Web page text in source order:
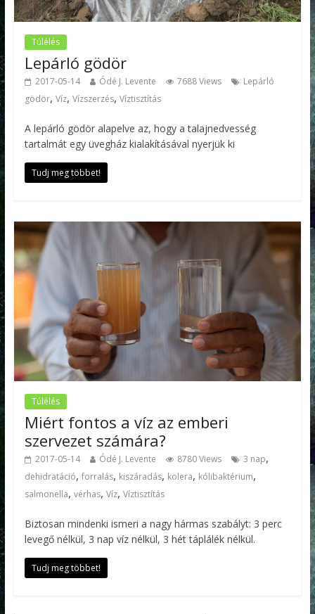
Túlélés
Lepárló gödör
2017-05-14 Ódé J. Levente 7688 Views
Lepárló
gödör, Víz, Vízszerzés, Víztisztítás
A lepárló gödör alapelve az, hogy a talajnedvesség
tartalmát egy üvegház kialakításával nyerjük ki
Tudj meg többet!
Túlélés
Miért fontos a víz az emberi
szervezet számára?
2017-05-14 Ódé J. Levente 8780 Views 3 nap,
dehidratáció, forralás, kiszáradás, kolera, kólibaktérium,
salmonella, vérhas, Víz, Víztisztítás
Biztosan mindenki ismeri a nagy hármas szabályt: 3 perc
levegő nélkül, 3 nap víz nélkül, 3 hét táplálék nélkül.
Tudj meg többet!